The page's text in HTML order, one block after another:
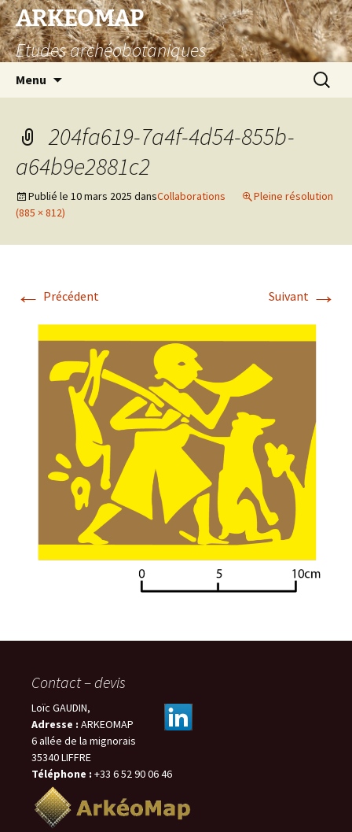
Aller
au
contenu
ARKEOMAP
Etudes archéobotaniques
Menu
204fa619-7a4f-4d54-855b-
a64b9e2881c2
Publié le 10 mars 2025 dansCollaborations
Pleine résolution
(885 × 812)
← Précédent Suivant →
Contact – devis
Loïc GAUDIN,
Adresse : ARKEOMAP
6 allée de la mignorais
35340 LIFFRE
Téléphone : +33 6 52 90 06 46